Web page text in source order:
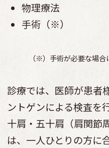
物理療法
手術（※）
（※）手術が必要な場合
診療では、医師が患者
ントゲンによる検査を
十肩・五十肩（肩関節
は、一人ひとりの方に